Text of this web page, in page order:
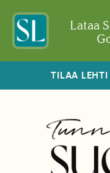
Lataa
TILAA LEHTI